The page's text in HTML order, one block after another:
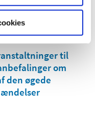
implementering af
Fra 1.
til
om
den øgede